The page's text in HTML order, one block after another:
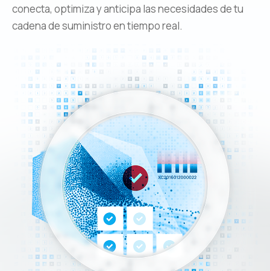
conecta, optimiza y anticipa las necesidades de tu
cadena de suministro en tiempo real.